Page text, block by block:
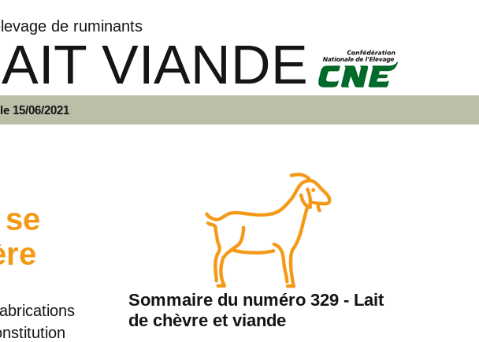
de ruminants
VIANDE
15/06/2021
Sommaire du numéro 329 - Lait
de chèvre et viande